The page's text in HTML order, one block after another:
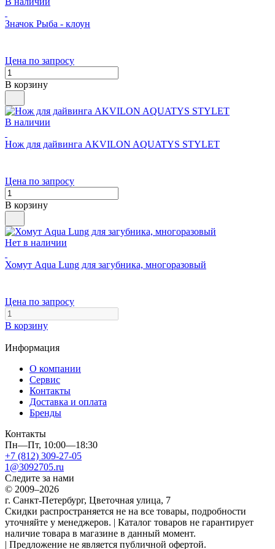
Значок Рыба - клоун
Цена по запросу
В корзину
В наличии
Нож для дайвинга AKVILON AQUATYS STYLET
Цена по запросу
В корзину
Нет в наличии
Хомут Aqua Lung для загубника, многоразовый
Цена по запросу
В корзину
Информация
О компании
Сервис
Контакты
Доставка и оплата
Бренды
Контакты
Пн—Пт, 10:00—18:30
+7 (812) 309-27-05
1@3092705.ru
Следите за нами
© 2009–2026
г. Санкт-Петербург, Цветочная улица, 7
Скидки распространяется не на все товары, подробности
уточняйте у менеджеров. | Каталог товаров не гарантирует
наличие товара в магазине в данный момент.
| Предложение не является публичной офертой.